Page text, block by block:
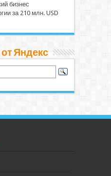
бизнес
за 210 млн. USD
Яндекс